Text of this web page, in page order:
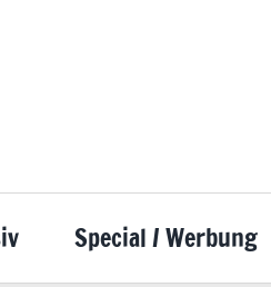
Special / Werbung